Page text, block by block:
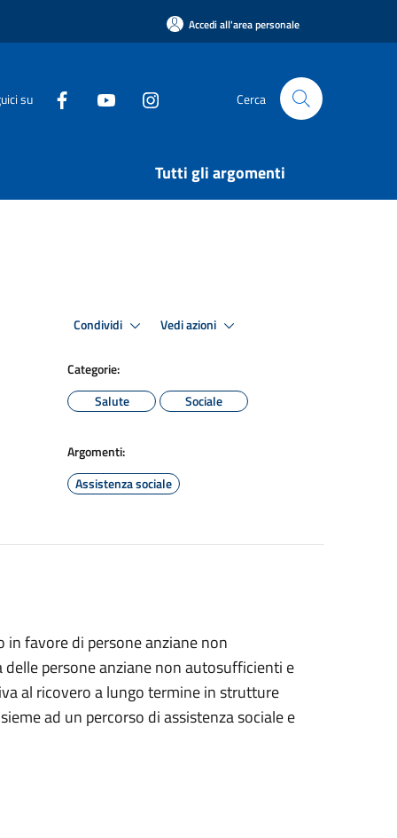
Accedi all'area personale
su Cerca
Tutti gli argomenti
Condividi Vedi azioni
Categorie:
Salute
Sociale
Argomenti:
Assistenza sociale
in favore di persone anziane non
persone anziane non autosufficienti e
al ricovero a lungo termine in strutture
ad un percorso di assistenza sociale e